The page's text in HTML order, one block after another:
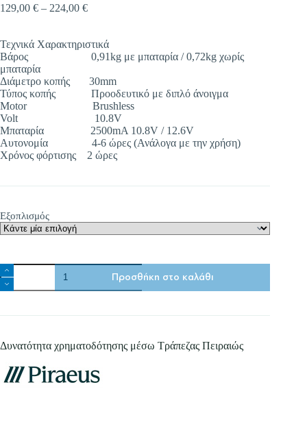
129,00 € – 224,00 €Price
through
224,00 €
Τεχνικά Χαρακτηριστικά
Βάρος 0,91kg με μπαταρία / 0,72kg χωρίς
μπαταρία
Διάμετρο κοπής 30mm
Τύπος κοπής Προοδευτικό με διπλό άνοιγμα
Motor Brushless
Volt 10.8V
Μπαταρία 2500mA 10.8V / 12.6V
Αυτονομία 4-6 ώρες (Ανάλογα με την χρήση)
Χρόνος φόρτισης 2 ώρες
Εξοπλισμός
Ψαλίδι
κλαδέματος
μπαταρίας
Arvipo
Προσθήκη στο καλάθι
Δυνατότητα χρηματοδότησης μέσω Τράπεζας Πειραιώς